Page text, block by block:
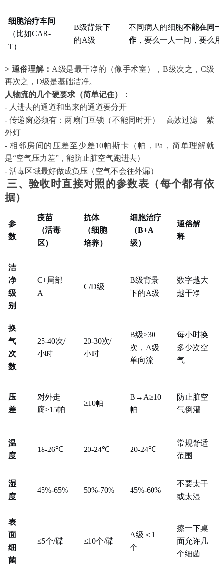
细胞治疗车间
（比如CAR-
T）
B级背景下
的A级
不同病人的细胞不能在同
作，要么一人一间，要么
> 通俗理解： A级是最干净的（像手术室），B级次之，C级
再次之，D级是基础洁净。
人物流的几个硬要求（简单记住）：
- 人进去的通道和出来的通道要分开
- 传递窗必须有：两扇门互锁（不能同时开）+ 高效过滤 + 紫
外灯
- 相邻房间的压差至少差10帕斯卡（帕，Pa，简单理解就
是“空气压力差”，能防止脏空气跑进去）
- 活毒区域最好做成负压（空气不会往外漏）
三、验收时直接对照的参数表（每个都有依
据）
参
数
疫苗
（活毒
区）
抗体
（细胞
培养）
细胞治疗
（B+A
级）
通俗解
释
洁
净
级
别
C+局部
A
C/D级
B级背景
下的A级
数字越大
越干净
换
气
次
数
25-40次/
小时
20-30次/
小时
B级≥30
次，A级
单向流
每小时换
多少次空
气
压
差
对外走
廊≥15帕
≥10帕
B→A≥10
帕
防止脏空
气倒灌
温
度
18-26℃ 20-24℃ 20-24℃
常规舒适
范围
湿
度
45%-65% 50%-70% 45%-60%
不要太干
或太湿
表
面
细
菌
≤5个/碟 ≤10个/碟
A级＜1
个
擦一下桌
面允许几
个细菌